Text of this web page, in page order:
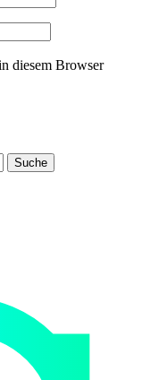
diesem Browser